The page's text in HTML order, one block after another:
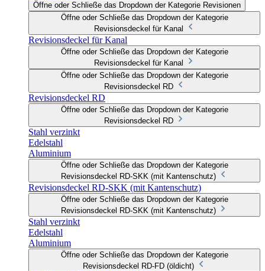
Öffne oder Schließe das Dropdown der Kategorie Revisionen
Öffne oder Schließe das Dropdown der Kategorie
Revisionsdeckel für Kanal
Revisionsdeckel für Kanal
Öffne oder Schließe das Dropdown der Kategorie
Revisionsdeckel für Kanal
Öffne oder Schließe das Dropdown der Kategorie
Revisionsdeckel RD
Revisionsdeckel RD
Öffne oder Schließe das Dropdown der Kategorie
Revisionsdeckel RD
Stahl verzinkt
Edelstahl
Aluminium
Öffne oder Schließe das Dropdown der Kategorie
Revisionsdeckel RD-SKK (mit Kantenschutz)
Revisionsdeckel RD-SKK (mit Kantenschutz)
Öffne oder Schließe das Dropdown der Kategorie
Revisionsdeckel RD-SKK (mit Kantenschutz)
Stahl verzinkt
Edelstahl
Aluminium
Öffne oder Schließe das Dropdown der Kategorie
Revisionsdeckel RD-FD (öldicht)